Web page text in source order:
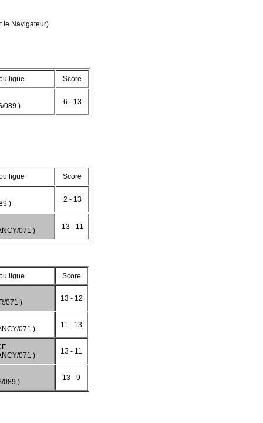
le Navigateur)
ligue Score
089 ) 6 - 13
ligue Score
) 2 - 13
071 ) 13 - 11
ligue Score
071 ) 13 - 12
071 ) 11 - 13
071 )
13 - 11
089 ) 13 - 9